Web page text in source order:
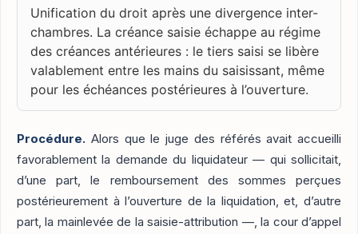
Unification du droit après une divergence inter-
chambres. La créance saisie échappe au régime
des créances antérieures : le tiers saisi se libère
valablement entre les mains du saisissant, même
pour les échéances postérieures à l’ouverture.
Procédure. Alors que le juge des référés avait accueilli
favorablement la demande du liquidateur — qui sollicitait,
d’une part, le remboursement des sommes perçues
postérieurement à l’ouverture de la liquidation, et, d’autre
part, la mainlevée de la saisie-attribution —, la cour d’appel